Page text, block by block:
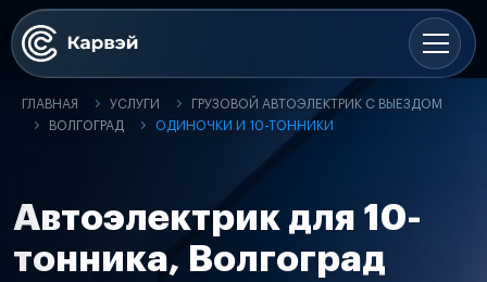
ГЛАВНАЯ УСЛУГИ
ГРУЗОВОЙ АВТОЭЛЕКТРИК С ВЫЕЗДОМ
ВОЛГОГРАД
ОДИНОЧКИ И 10-ТОННИКИ
Автоэлектрик для 10-
тонника, Волгоград